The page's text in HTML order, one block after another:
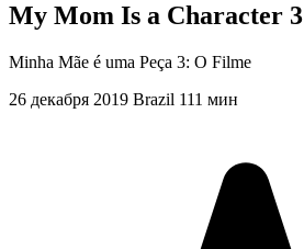
My Mom Is a Character 3
Minha Mãe é uma Peça 3: O Filme
26 декабря 2019 Brazil 111 мин